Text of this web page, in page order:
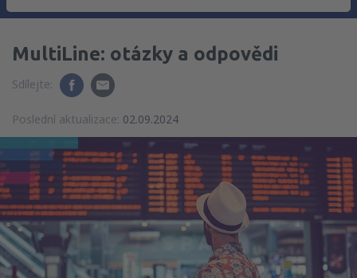
MultiLine: otázky a odpovědi
Sdílejte:
Poslední aktualizace: 02.09.2024